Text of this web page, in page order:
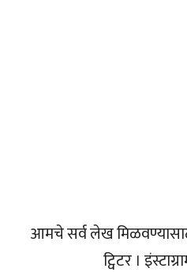
आमचे सर्व लेख
ट्विटर ।